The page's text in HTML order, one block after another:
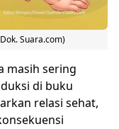
Suara.com)
masih sering
di buku
relasi sehat,